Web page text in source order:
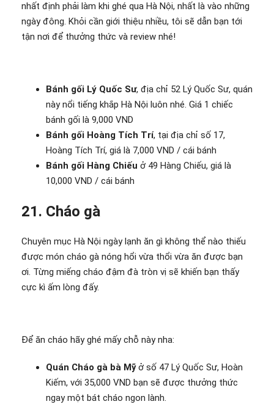
nhất định phải làm khi ghé qua Hà Nội, nhất là vào những
ngày đông. Khỏi cần giới thiệu nhiều, tôi sẽ dẫn bạn tới
tận nơi để thưởng thức và review nhé!
Bánh gối Lý Quốc Sư, địa chỉ 52 Lý Quốc Sư, quán
này nổi tiếng khắp Hà Nội luôn nhé. Giá 1 chiếc
bánh gối là 9,000 VND
Bánh gối Hoàng Tích Trí, tại địa chỉ số 17,
Hoàng Tích Trí, giá là 7,000 VND / cái bánh
Bánh gối Hàng Chiếu ở 49 Hàng Chiếu, giá là
10,000 VND / cái bánh
21. Cháo gà
Chuyên mục Hà Nội ngày lạnh ăn gì không thể nào thiếu
được món cháo gà nóng hổi vừa thổi vừa ăn được bạn
ơi. Từng miếng cháo đậm đà tròn vị sẽ khiến bạn thấy
cực kì ấm lòng đấy.
Để ăn cháo hãy ghé mấy chỗ này nha:
Quán Cháo gà bà Mỹở số 47 Lý Quốc Sư, Hoàn
Kiếm, với 35,000 VND bạn sẽ được thưởng thức
ngay một bát cháo ngon lành.